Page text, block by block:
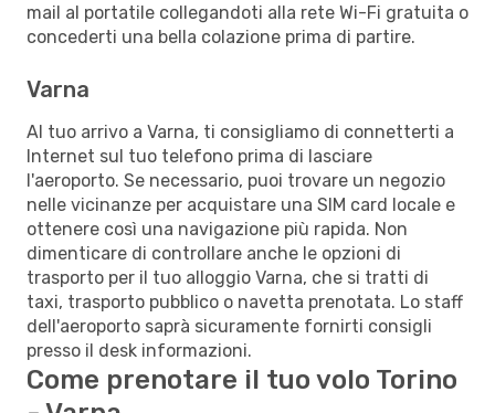
mail al portatile collegandoti alla rete Wi-Fi gratuita o
concederti una bella colazione prima di partire.
Varna
Al tuo arrivo a Varna, ti consigliamo di connetterti a
Internet sul tuo telefono prima di lasciare
l'aeroporto. Se necessario, puoi trovare un negozio
nelle vicinanze per acquistare una SIM card locale e
ottenere così una navigazione più rapida. Non
dimenticare di controllare anche le opzioni di
trasporto per il tuo alloggio Varna, che si tratti di
taxi, trasporto pubblico o navetta prenotata. Lo staff
dell'aeroporto saprà sicuramente fornirti consigli
presso il desk informazioni.
Come prenotare il tuo volo Torino